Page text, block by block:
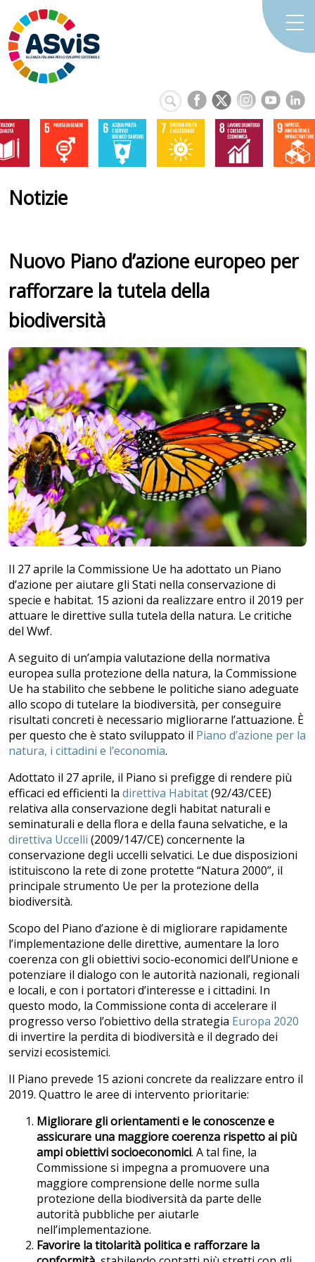
Notizie
Nuovo Piano d’azione europeo per
rafforzare la tutela della
biodiversità
Il 27 aprile la Commissione Ue ha adottato un Piano
d’azione per aiutare gli Stati nella conservazione di
specie e habitat. 15 azioni da realizzare entro il 2019 per
attuare le direttive sulla tutela della natura. Le critiche
del Wwf.
A seguito di un’ampia valutazione della normativa
europea sulla protezione della natura, la Commissione
Ue ha stabilito che sebbene le politiche siano adeguate
allo scopo di tutelare la biodiversità, per conseguire
risultati concreti è necessario migliorarne l’attuazione. È
per questo che è stato sviluppato il Piano d’azione per la
natura, i cittadini e l’economia.
Adottato il 27 aprile, il Piano si prefigge di rendere più
efficaci ed efficienti la direttiva Habitat(92/43/CEE)
relativa alla conservazione degli habitat naturali e
seminaturali e della flora e della fauna selvatiche, e la
direttiva Uccelli (2009/147/CE) concernente la
conservazione degli uccelli selvatici. Le due disposizioni
istituiscono la rete di zone protette “Natura 2000”, il
principale strumento Ue per la protezione della
biodiversità.
Scopo del Piano d’azione è di migliorare rapidamente
l’implementazione delle direttive, aumentare la loro
coerenza con gli obiettivi socio-economici dell’Unione e
potenziare il dialogo con le autorità nazionali, regionali
e locali, e con i portatori d’interesse e i cittadini. In
questo modo, la Commissione conta di accelerare il
progresso verso l’obiettivo della strategia Europa 2020
di invertire la perdita di biodiversità e il degrado dei
servizi ecosistemici.
Il Piano prevede 15 azioni concrete da realizzare entro il
2019. Quattro le aree di intervento prioritarie:
Migliorare gli orientamenti e le conoscenze e
assicurare una maggiore coerenza rispetto ai più
ampi obiettivi socioeconomici. A tal fine, la
Commissione si impegna a promuovere una
maggiore comprensione delle norme sulla
protezione della biodiversità da parte delle
autorità pubbliche per aiutarle
nell’implementazione.
Favorire la titolarità politica e rafforzare la